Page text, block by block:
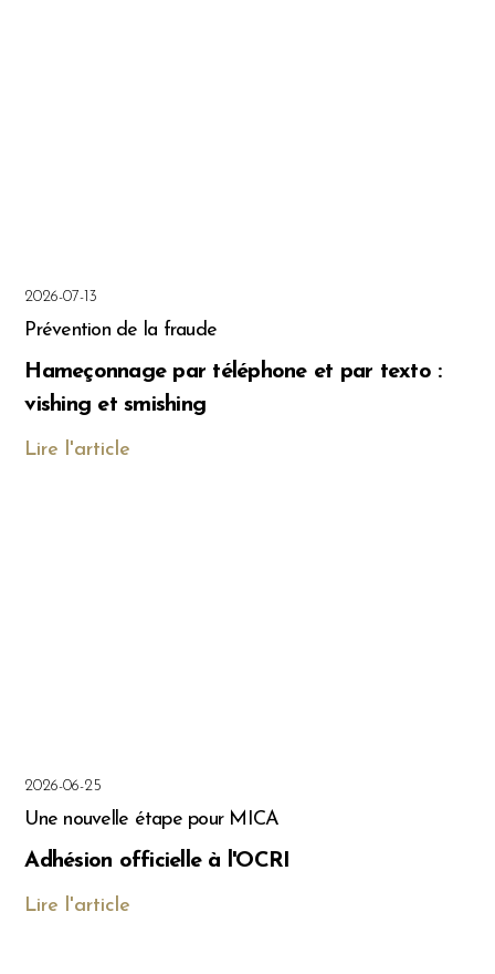
2026-07-13
Prévention de la fraude
Hameçonnage par téléphone et par texto :
vishing et smishing
Lire l'article
2026-06-25
Une nouvelle étape pour MICA
Adhésion officielle à l'OCRI
Lire l'article